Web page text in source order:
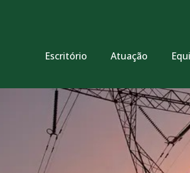
Escritório Atuação